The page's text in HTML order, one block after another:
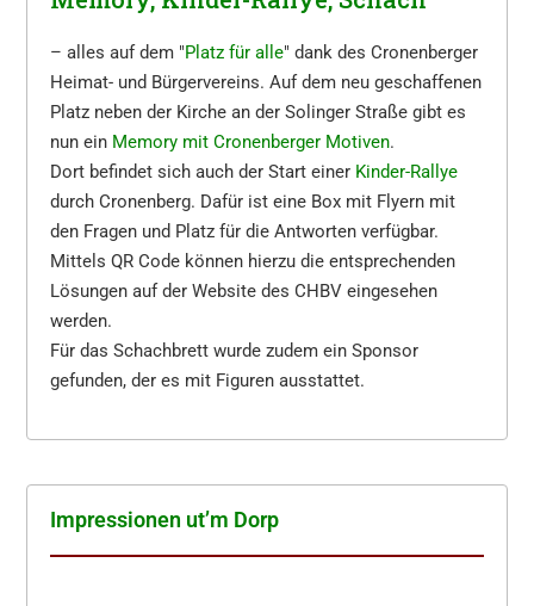
– alles auf dem "Platz für alle" dank des Cronenberger
Heimat- und Bürgervereins. Auf dem neu geschaffenen
Platz neben der Kirche an der Solinger Straße gibt es
nun ein Memory mit Cronenberger Motiven.
Dort befindet sich auch der Start einer Kinder-Rallye
durch Cronenberg. Dafür ist eine Box mit Flyern mit
den Fragen und Platz für die Antworten verfügbar.
Mittels QR Code können hierzu die entsprechenden
Lösungen auf der Website des CHBV eingesehen
werden.
Für das Schachbrett wurde zudem ein Sponsor
gefunden, der es mit Figuren ausstattet.
Impres­sio­nen ut’m Dorp